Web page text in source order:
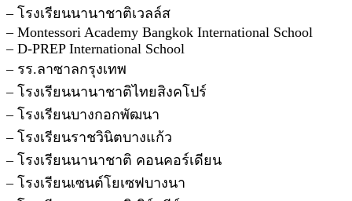
– โรงเรียนนานาชาติเวลล์ส
– Montessori Academy Bangkok International School
– D-PREP International School
– รร.ลาซาลกรุงเทพ
– โรงเรียนนานาชาติไทยสิงคโปร์
– โรงเรียนบางกอกพัฒนา
– โรงเรียนราชวินิตบางแก้ว
– โรงเรียนนานาชาติ คอนคอร์เดียน
– โรงเรียนเซนต์โยเซฟบางนา